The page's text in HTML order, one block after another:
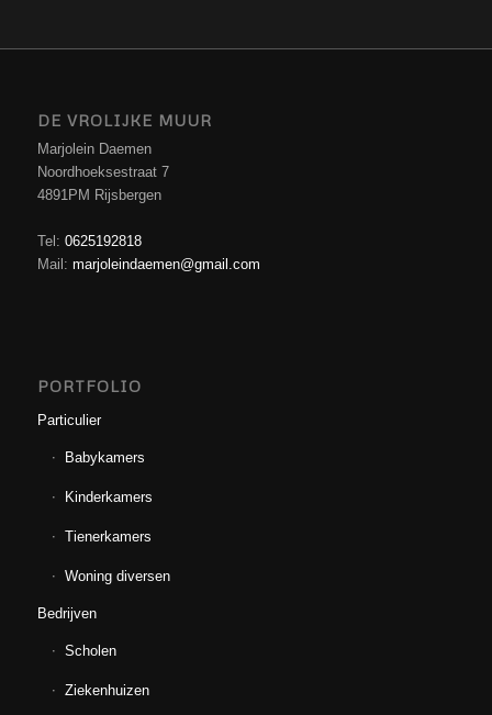
DE VROLIJKE MUUR
Marjolein Daemen
Noordhoeksestraat 7
4891PM Rijsbergen
Tel: 0625192818
Mail: marjoleindaemen@gmail.com
PORTFOLIO
Particulier
Babykamers
Kinderkamers
Tienerkamers
Woning diversen
Bedrijven
Scholen
Ziekenhuizen